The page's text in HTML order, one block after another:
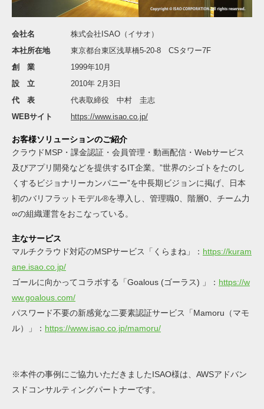
会社名
株式会社ISAO（イサオ）
本社所在地
東京都台東区浅草橋5-20-8 CSタワー7F
創 業
1999年10月
設 立
2010年 2月3日
代 表
代表取締役 中村 圭志
WEBサイト
https://www.isao.co.jp/
お客様ソリューションのご紹介
クラウドMSP・課金認証・会員管理・動画配信・Webサービス
及びアプリ開発などを提供するIT企業。”世界のシゴトをたのし
くするビジョナリーカンパニー”を中長期ビジョンに掲げ、日本
初のバリフラットモデル®を導入し、管理職0、階層0、チーム力
∞の組織運営をおこなっている。
主なサービス
マルチクラウド対応のMSPサービス「くらまね」： https://kuram
ane.isao.co.jp/
ゴールに向かってコラボする「Goalous (ゴーラス) 」： https://w
ww.goalous.com/
パスワード不要の新感覚な二要素認証サービス「Mamoru（マモ
ル）」： https://www.isao.co.jp/mamoru/
※本件の事例にご協力いただきましたISAO様は、AWSアドバン
スドコンサルティングパートナーです。